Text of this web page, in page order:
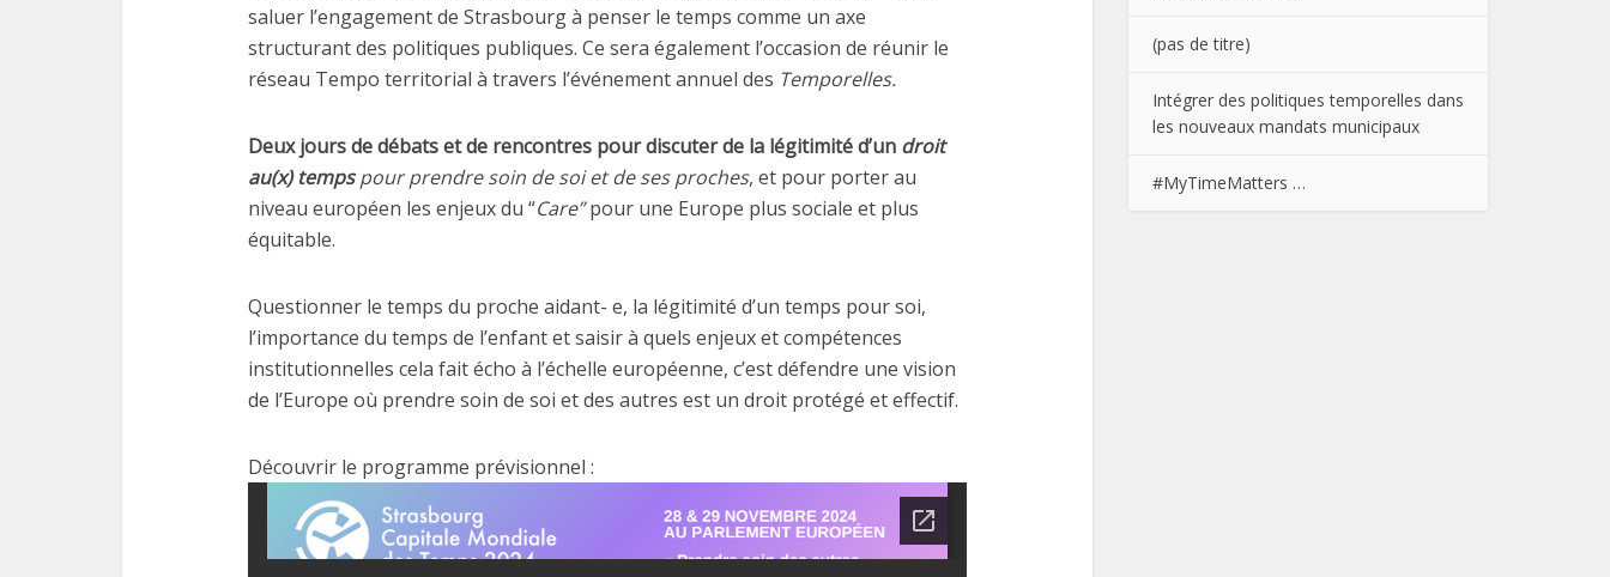
saluer l’engagement de Strasbourg à penser le temps comme un axe
structurant des politiques publiques. Ce sera également l’occasion de réunir le
réseau Tempo territorial à travers l’événement annuel des Temporelles.
Deux jours de débats et de rencontres pour discuter de la légitimité d’un droit
au(x) tempspour prendre soin de soi et de ses proches, et pour porter au
niveau européen les enjeux du “Care”pour une Europe plus sociale et plus
équitable.
Questionner le temps du proche aidant- e, la légitimité d’un temps pour soi,
l’importance du temps de l’enfant et saisir à quels enjeux et compétences
institutionnelles cela fait écho à l’échelle européenne, c’est défendre une vision
de l’Europe où prendre soin de soi et des autres est un droit protégé et effectif.
Découvrir le programme prévisionnel :
(pas de titre)
Intégrer des politiques temporelles dans
les nouveaux mandats municipaux
#MyTimeMatters …